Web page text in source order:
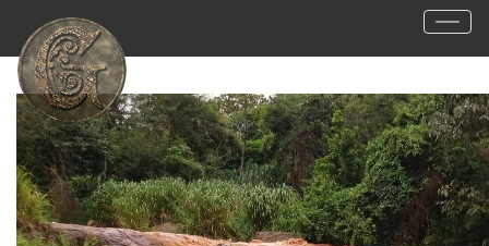
Visitantes